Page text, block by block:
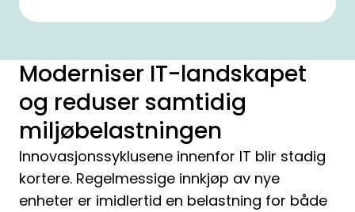
Moderniser IT-landskapet
og reduser samtidig
miljøbelastningen
Innovasjonssyklusene innenfor IT blir stadig
kortere. Regelmessige innkjøp av nye
enheter er imidlertid en belastning for både